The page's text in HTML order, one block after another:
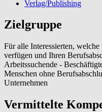
Verlag/Publishing
Zielgruppe
Für alle Interessierten,
verfügen und Ihren
Arbeitssuchende -
Menschen ohne
Unternehmen
Vermittelte